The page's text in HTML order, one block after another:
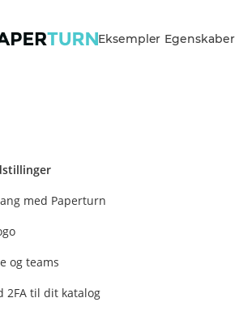
Eksempler Egenskaber
med Paperturn
og teams
2FA til dit katalog